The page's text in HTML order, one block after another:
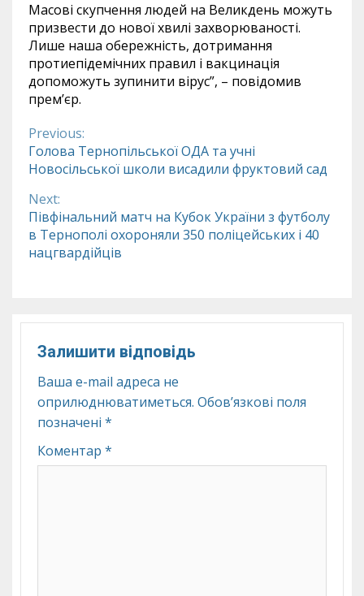
Масові скупчення людей на Великдень можуть
призвести до нової хвилі захворюваності.
Лише наша обережність, дотримання
протиепідемічних правил і вакцинація
допоможуть зупинити вірус”, – повідомив
прем’єр.
Continue
Reading
Previous:
Голова Тернопільської ОДА та учні
Новосільської школи висадили фруктовий сад
Next:
Півфінальний матч на Кубок України з футболу
в Тернополі охороняли 350 поліцейських і 40
нацгвардійців
Залишити відповідь
Ваша e-mail адреса не
оприлюднюватиметься. Обов’язкові поля
позначені *
Коментар *